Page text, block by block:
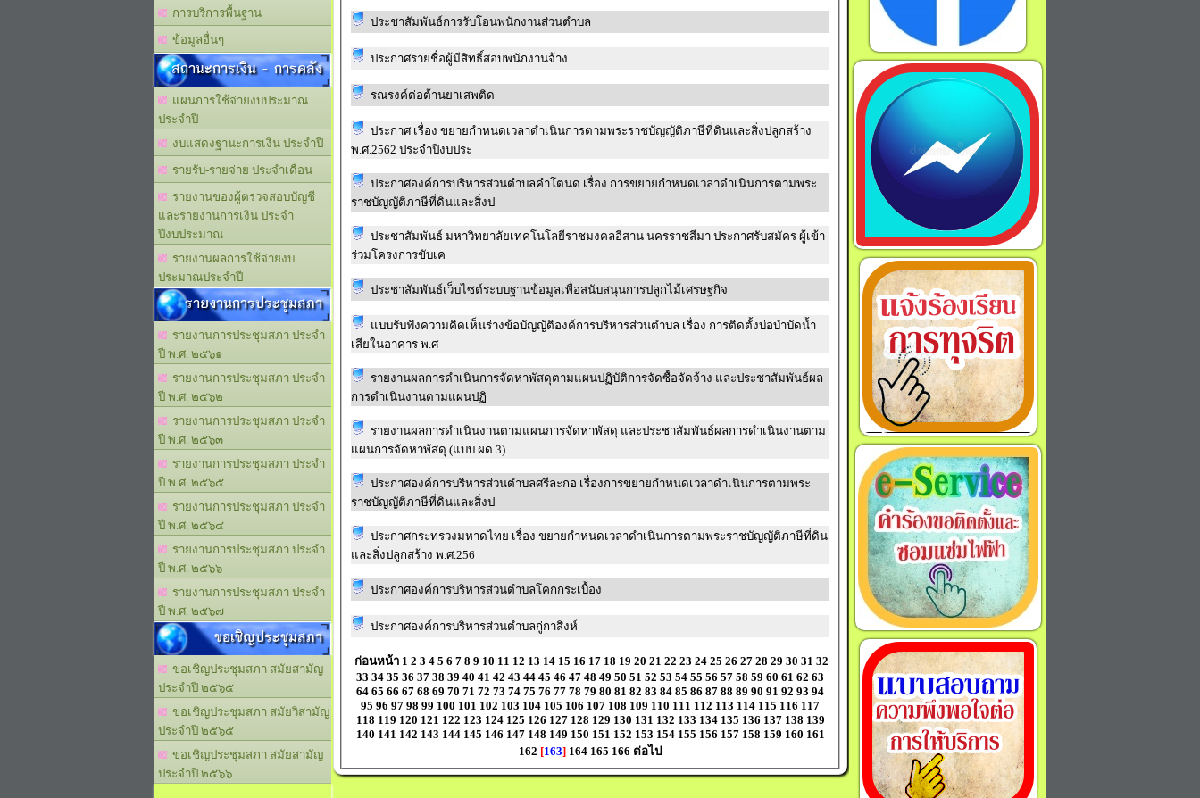
การบริการพื้นฐาน
ข้อมูลอื่นๆ
สถานะการเงิน - การคลัง
แผนการใช้จ่ายงบประมาณ
ประจำปี
งบแสดงฐานะการเงิน ประจำปี
รายรับ-รายจ่าย ประจำเดือน
รายงานของผู้ตรวจสอบบัญชี
และรายงานการเงิน ประจำ
ปีงบประมาณ
รายงานผลการใช้จ่ายงบ
ประมาณประจำปี
รายงานการประชุมสภา
รายงานการประชุมสภา ประจำ
ปี พ.ศ. ๒๕๖๑
รายงานการประชุมสภา ประจำ
ปี พ.ศ. ๒๕๖๒
รายงานการประชุมสภา ประจำ
ปี พ.ศ. ๒๕๖๓
รายงานการประชุมสภา ประจำ
ปี พ.ศ. ๒๕๖๕
รายงานการประชุมสภา ประจำ
ปี พ.ศ. ๒๕๖๔
รายงานการประชุมสภา ประจำ
ปี พ.ศ. ๒๕๖๖
รายงานการประชุมสภา ประจำ
ปี พ.ศ. ๒๕๖๗
ขอเชิญประชุมสภา
ขอเชิญประชุมสภา สมัยสามัญ
ประจำปี ๒๕๖๕
ขอเชิญประชุมสภา สมัยวิสามัญ
ประจำปี ๒๕๖๕
ขอเชิญประชุมสภา สมัยสามัญ
ประจำปี ๒๕๖๖
ประชาสัมพันธ์การรับโอนพนักงานส่วนตำบล
ประกาศรายชื่อผู้มีสิทธิ์สอบพนักงานจ้าง
รณรงค์ต่อต้านยาเสพติด
ประกาศ เรื่อง ขยายกำหนดเวลาดำเนินการตามพระราชบัญญัติภาษีที่ดินและสิ่งปลูกสร้าง
พ.ศ.2562 ประจำปีงบประ
ประกาศองค์การบริหารส่วนตำบลคำโตนด เรื่อง การขยายกำหนดเวลาดำเนินการตามพระ
ราชบัญญัติภาษีที่ดินและสิ่งป
ประชาสัมพันธ์ มหาวิทยาลัยเทคโนโลยีราชมงคลอีสาน นครราชสีมา ประกาศรับสมัคร ผู้เข้า
ร่วมโครงการขับเค
ประชาสัมพันธ์เว็บไซต์ระบบฐานข้อมูลเพื่อสนับสนุนการปลูกไม้เศรษฐกิจ
แบบรับฟังความคิดเห็นร่างข้อบัญญัติองค์การบริหารส่วนตำบล เรื่อง การติดตั้งบ่อบำบัดน้ำ
เสียในอาคาร พ.ศ
รายงานผลการดำเนินการจัดหาพัสดุตามแผนปฏิบัติการจัดซื้อจัดจ้าง และประชาสัมพันธ์ผล
การดำเนินงานตามแผนปฏิ
รายงานผลการดำเนินงานตามแผนการจัดหาพัสดุ และประชาสัมพันธ์ผลการดำเนินงานตาม
แผนการจัดหาพัสดุ (แบบ ผด.3)
ประกาศองค์การบริหารส่วนตำบลศรีละกอ เรื่องการขยายกำหนดเวลาดำเนินการตามพระ
ราชบัญญัติภาษีที่ดินและสิ่งป
ประกาศกระทรวงมหาดไทย เรื่อง ขยายกำหนดเวลาดำเนินการตามพระราชบัญญัติภาษีที่ดิน
และสิ่งปลูกสร้าง พ.ศ.256
ประกาศองค์การบริหารส่วนตำบลโคกกระเบื้อง
ประกาศองค์การบริหารส่วนตำบลกู่กาสิงห์
ก่อนหน้า 1 2 3 4 5 6 7 8 9 10 11 12 13 14 15 16 17 18 19 20 21 22 23 24 25 26 27 28 29 30 31 32
33 34 35 36 37 38 39 40 41 42 43 44 45 46 47 48 49 50 51 52 53 54 55 56 57 58 59 60 61 62 63
64 65 66 67 68 69 70 71 72 73 74 75 76 77 78 79 80 81 82 83 84 85 86 87 88 89 90 91 92 93 94
95 96 97 98 99 100 101 102 103 104 105 106 107 108 109 110 111 112 113 114 115 116 117
118 119 120 121 122 123 124 125 126 127 128 129 130 131 132 133 134 135 136 137 138 139
140 141 142 143 144 145 146 147 148 149 150 151 152 153 154 155 156 157 158 159 160 161
162 [163] 164 165 166 ต่อไป